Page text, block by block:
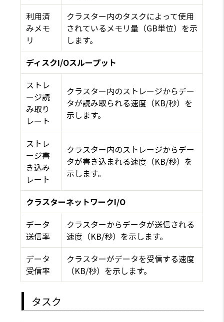
利用済
みメモ
リ
クラスター内のタスクによって使用
されているメモリ量（GB単位）を示
します。
ディスクI/Oスループット
ストレ
ージ読
み取り
レート
クラスター内のストレージからデー
タが読み取られる速度（KB/秒）を
示します。
ストレ
ージ書
き込み
レート
クラスター内のストレージからデー
タが書き込まれる速度（KB/秒）を
示します。
クラスターネットワークI/O
データ
送信率
クラスターからデータが送信される
速度（KB/秒）を示します。
データ
受信率
クラスターがデータを受信する速度
（KB/秒）を示します。
タスク